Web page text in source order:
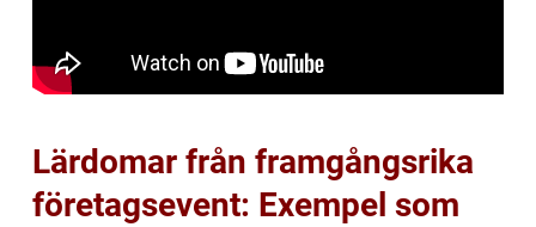
Lärdomar från framgångsrika
företagsevent: Exempel som